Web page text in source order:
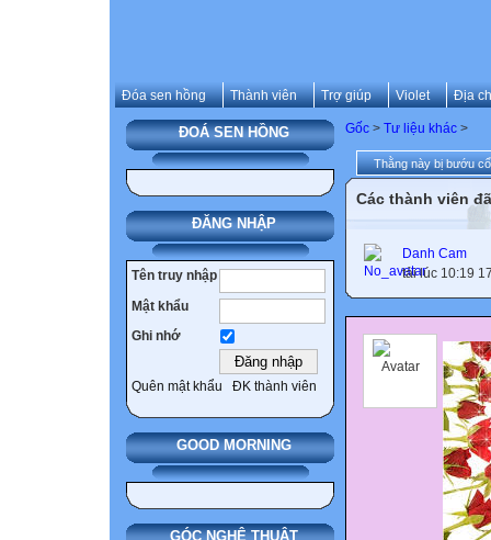
Đóa sen hồng Thành viên Trợ giúp Violet Địa
ĐOÁ SEN HỒNG
ĐĂNG NHẬP
Tên truy nhập
Mật khẩu
Ghi nhớ
Quên mật khẩu ĐK thành viên
GOOD MORNING
GÓC NGHỆ THUẬT
Gốc > Tư liệu khác >
Thằng này bị bướu
Các thành viên
Danh Cam
tải lúc 10:19